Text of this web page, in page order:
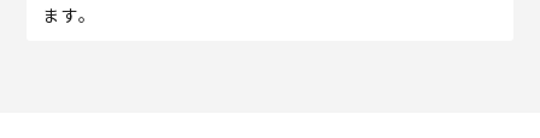
ます。